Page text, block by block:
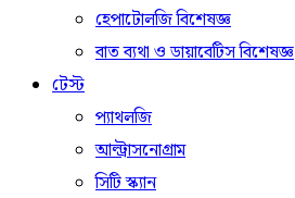
হেপাটোলজি বিশেষজ্ঞ
বাত ব্যথা ও ডায়াবেটিস বিশেষজ্ঞ
টেস্ট
প্যাথলজি
আল্ট্রাসনোগ্রাম
সিটি স্ক্যান